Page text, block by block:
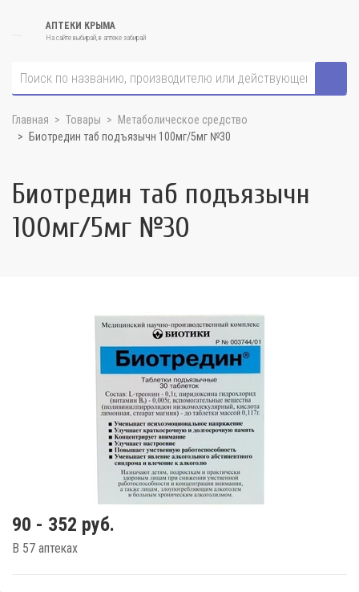
АПТЕКИ КРЫМА
На сайте выбирай, в аптеке забирай
Главная Товары
Метаболическое средство
Биотредин таб подъязычн 100мг/5мг №30
Биотредин таб подъязычн
100мг/5мг №30
90 - 352 руб.
В 57 аптеках